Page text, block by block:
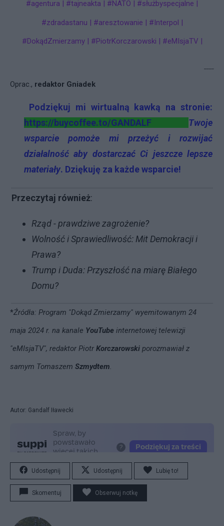
#agentura | #tajneakta | #NATO | #służbyspecjalne |
#zdradastanu | #aresztowanie | #Interpol |
#DokądZmierzamy | #PiotrKorczarowski | #eMIsjaTV |
Oprac., redaktor Gniadek
Podziękuj mi wirtualną kawką na stronie:
https://buycoffee.to/GANDALF Twoje
wsparcie pomoże miprzeżyć i rozwijać
działalność aby dostarczać Ci jeszcze lepsze
materiały. Dziękuję za każdewsparcie!
Przeczytaj również:
Rząd - prawdziwe zagrożenie?
Wolność i Sprawiedliwość: Mit Demokracji i
Prawa?
Trump i Duda: Przyszłość na miarę Białego
Domu?
*Źródła: Program "Dokąd Zmierzamy" wyemitowanym 24
maja 2024 r. na kanale YouTube internetowej telewizji
"eMIsjaTV", redaktor Piotr Korczarowski porozmawiał z
samym Tomaszem Szmydtem.
Autor: Gandalf Iławecki
Udostępnij Udostępnij Lubię to!
Skomentuj Obserwuj notkę